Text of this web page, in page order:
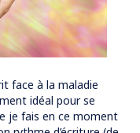
face à la maladie
idéal pour se
je fais en ce moment